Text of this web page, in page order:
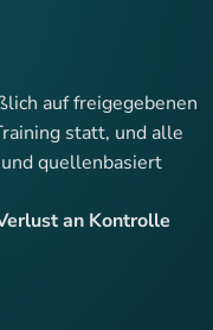
auf freigegebenen
statt, und alle
quellenbasiert
an Kontrolle